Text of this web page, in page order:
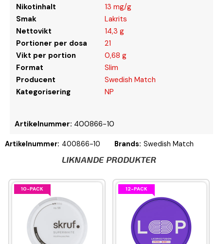
Nikotinhalt
13 mg/g
Smak
Lakrits
Nettovikt
14,3 g
Portioner per dosa
21
Vikt per portion
0,68 g
Format
Slim
Producent
Swedish Match
Kategorisering
NP
Artikelnummer: 400866-10
Artikelnummer: 400866-10 Brands: Swedish Match
LIKNANDE PRODUKTER
10-PACK 12-PACK